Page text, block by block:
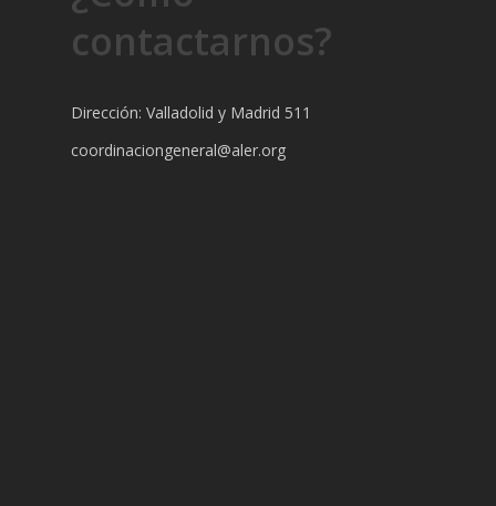
contactarnos?
Dirección: Valladolid y Madrid 511
coordinaciongeneral@aler.org